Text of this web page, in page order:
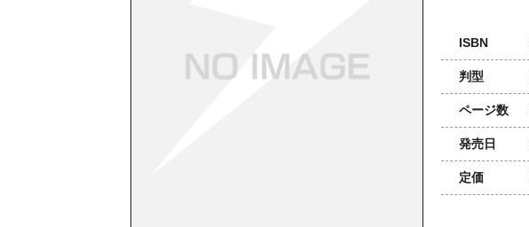
ISBN
判型
ページ数
発売日
定価